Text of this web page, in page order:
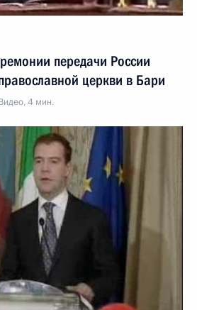
передачи России
церкви в Бари
4 мин.